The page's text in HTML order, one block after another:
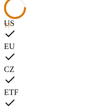
77
US
EU
CZ
ETF